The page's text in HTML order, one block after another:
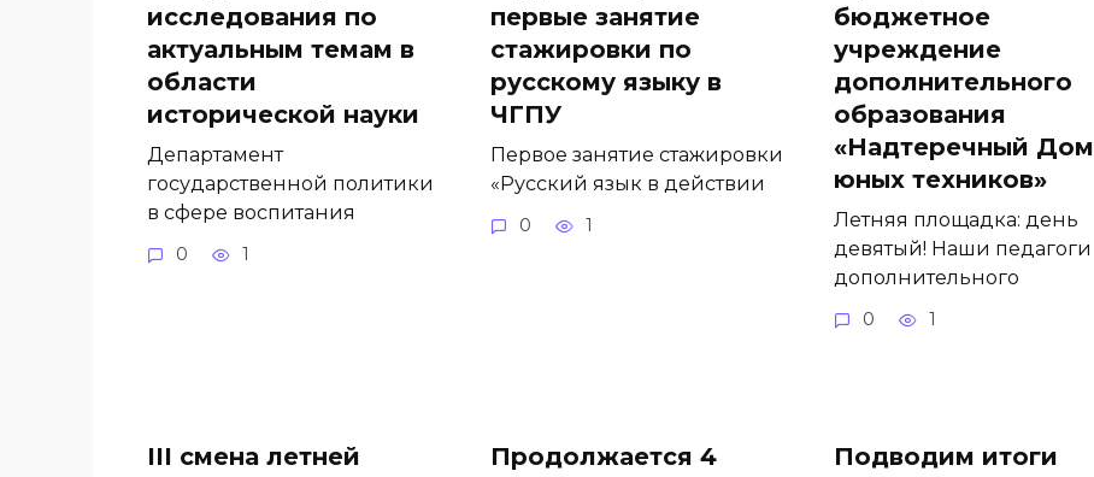
исследования по
актуальным темам в
области
исторической науки
Департамент
государственной политики
в сфере воспитания
0 1
первые занятие
стажировки по
русскому языку в
ЧГПУ
Первое занятие стажировки
«Русский язык в действии
0 1
бюджетное
учреждение
дополнительного
образования
«Надтеречный Дом
юных техников»
Летняя площадка: день
девятый! Наши педагоги
дополнительного
0 1
III смена летней
Продолжается 4
Подводим итоги